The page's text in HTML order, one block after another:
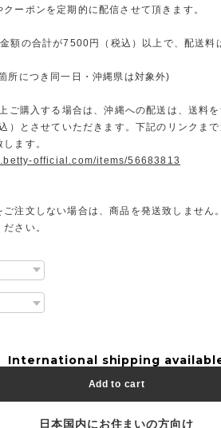
ーポンを定期的に配信させて頂きます。
額の合計が7500円（税込）以上で、配送料
所につき同一日・沖縄県は対象外)
購入する場合は、沖縄への配送は、送料を
）とさせていただきます。下記のリンクま
ます。
official.com/items/56683813
注文しない場合は、商品を発送致しません。
さい。
International shipping
Add to cart
日本国内にお住まいの方向け